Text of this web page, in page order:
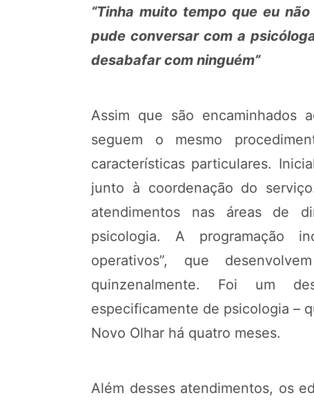
“Tinha muito tempo que eu
pude conversar com a
desabafar com ninguém”
Assim que são encaminhados
seguem o mesmo
características particulares.
junto à coordenação do
atendimentos nas áreas de
psicologia. A programação
operativos”, que
quinzenalmente. Foi um
especificamente de psicologia –
Novo Olhar há quatro meses.
Além desses atendimentos, os